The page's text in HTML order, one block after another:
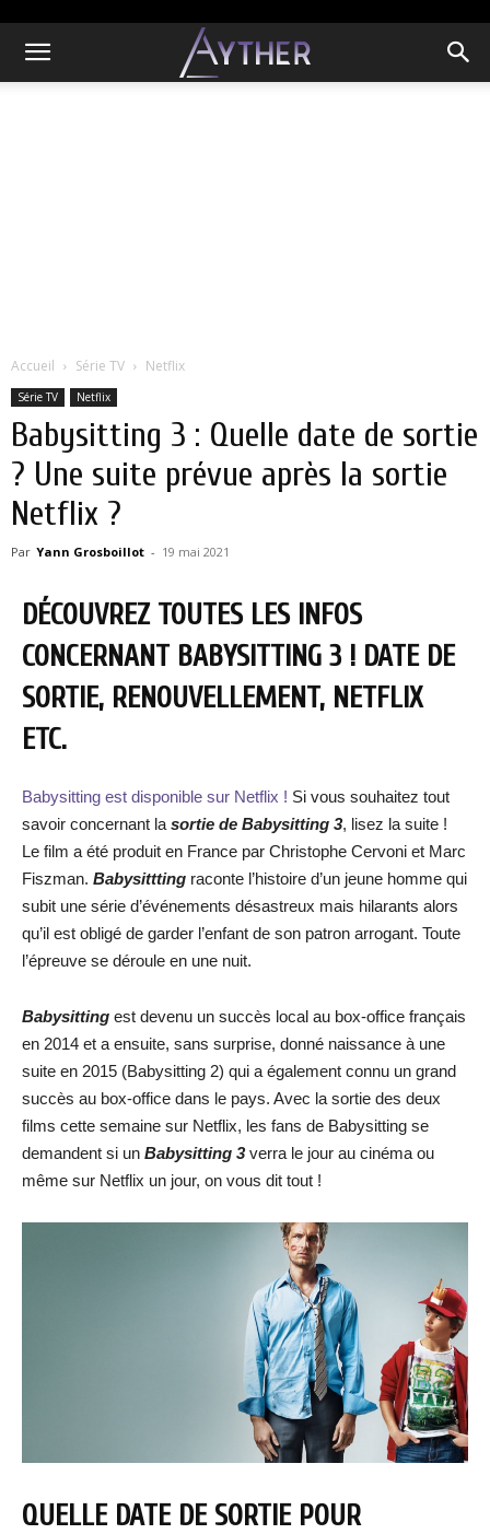
Accueil Série TV Netflix
Série TV Netflix
Babysitting 3 : Quelle date de sortie
? Une suite prévue après la sortie
Netflix ?
Par Yann Grosboillot - 19 mai 2021
DÉCOUVREZ TOUTES LES INFOS
CONCERNANT BABYSITTING 3 ! DATE DE
SORTIE, RENOUVELLEMENT, NETFLIX
ETC.
Babysitting est disponible sur Netflix ! Si vous souhaitez tout
savoir concernant la sortie de Babysitting 3, lisez la suite !
Le film a été produit en France par Christophe Cervoni et Marc
Fiszman. Babysittting raconte l’histoire d’un jeune homme qui
subit une série d’événements désastreux mais hilarants alors
qu’il est obligé de garder l’enfant de son patron arrogant. Toute
l’épreuve se déroule en une nuit.
Babysitting est devenu un succès local au box-office français
en 2014 et a ensuite, sans surprise, donné naissance à une
suite en 2015 (Babysitting 2) qui a également connu un grand
succès au box-office dans le pays. Avec la sortie des deux
films cette semaine sur Netflix, les fans de Babysitting se
demandent si un Babysitting 3verra le jour au cinéma ou
même sur Netflix un jour, on vous dit tout !
QUELLE DATE DE SORTIE POUR